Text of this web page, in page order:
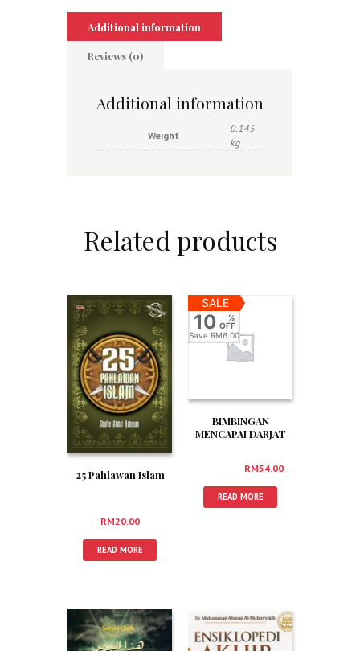
Additional information
Reviews (0)
Additional information
Weight
0.145
kg
Related products
25 Pahlawan Islam
RM20.00
READ MORE
SALE
10
%
OFF
Save RM6.00
BIMBINGAN
MENCAPAI DARJAT
RM54.00
READ MORE